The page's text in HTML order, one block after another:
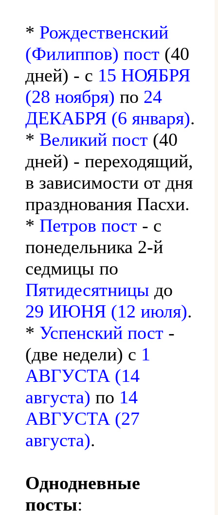
* Рождественский
(Филиппов) пост (40
дней) - с 15 НОЯБРЯ
(28 ноября) по 24
ДЕКАБРЯ (6 января).
* Великий пост (40
дней) - переходящий,
в зависимости от дня
празднования Пасхи.
* Петров пост - с
понедельника 2-й
седмицы по
Пятидесятницы до
29 ИЮНЯ (12 июля).
* Успенский пост -
(две недели) с 1
АВГУСТА (14
августа) по 14
АВГУСТА (27
августа).
Однодневные
посты: